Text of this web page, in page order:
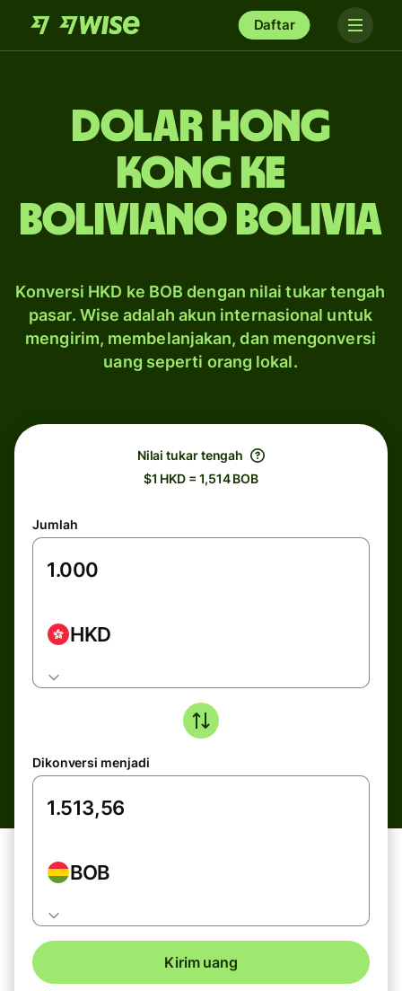
Daftar
dolar Hong
Kong ke
boliviano Bolivia
Konversi HKD ke BOB dengan nilai tukar tengah
pasar. Wise adalah akun internasional untuk
mengirim, membelanjakan, dan mengonversi
uang seperti orang lokal.
Nilai tukar tengah
$1 HKD = 1,514 BOB
Jumlah
HKD
Dikonversi menjadi
BOB
Kirim uang